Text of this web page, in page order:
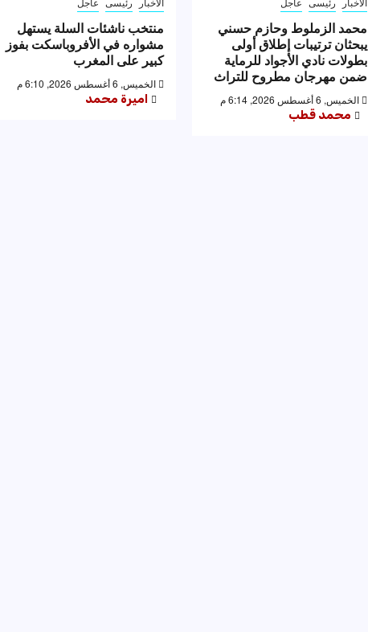
محمد الزملوط وحازم حسني
يبحثان ترتيبات إطلاق أولى
بطولات نادي الأجواد للرماية
ضمن مهرجان مطروح للتراث
الخميس, 6 أغسطس 2026, 6:14 م
محمد قطب
منتخب ناشئات السلة يستهل
مشواره في الأفروباسكت بفوز
كبير على المغرب
الخميس, 6 أغسطس 2026, 6:10 م
اميرة محمد